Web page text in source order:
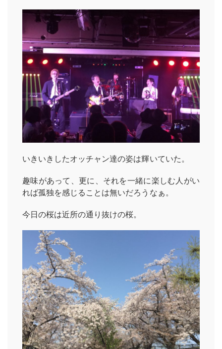
いきいきしたオッチャン達の姿は輝いていた。
趣味があって、更に、それを一緒に楽しむ人がい
れば孤独を感じることは無いだろうなぁ。
今日の桜は近所の通り抜けの桜。